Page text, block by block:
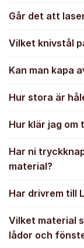
Går det att
Vilket knivstål
Kan man kapa
Hur stora är
Hur klär jag om
Har ni
material?
Har drivrem till
Vilket material
lådor och